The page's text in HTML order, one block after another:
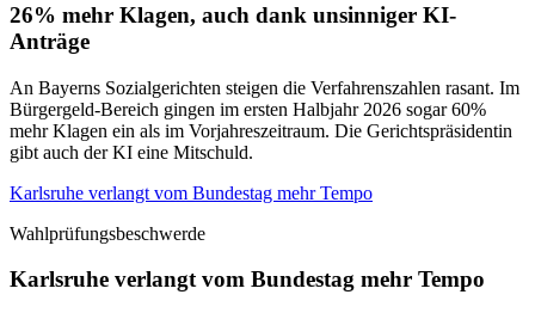
26% mehr Klagen, auch dank unsinniger KI-
Anträge
An Bayerns Sozialgerichten steigen die Verfahrenszahlen rasant. Im
Bürgergeld-Bereich gingen im ersten Halbjahr 2026 sogar 60%
mehr Klagen ein als im Vorjahreszeitraum. Die Gerichtspräsidentin
gibt auch der KI eine Mitschuld.
Karlsruhe verlangt vom Bundestag mehr Tempo
Wahlprüfungsbeschwerde
Karlsruhe verlangt vom Bundestag mehr Tempo